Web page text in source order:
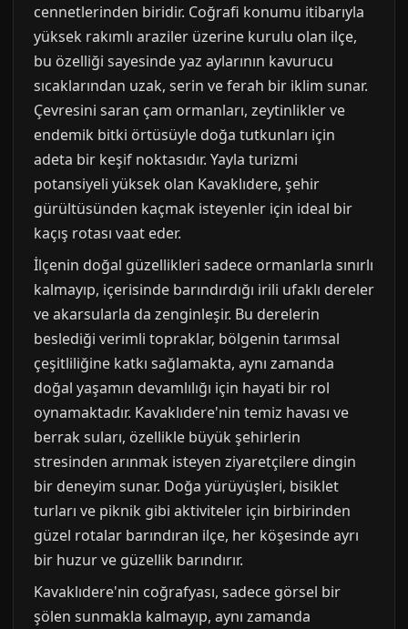
cennetlerinden biridir. Coğrafi konumu itibarıyla
yüksek rakımlı araziler üzerine kurulu olan ilçe,
bu özelliği sayesinde yaz aylarının kavurucu
sıcaklarından uzak, serin ve ferah bir iklim sunar.
Çevresini saran çam ormanları, zeytinlikler ve
endemik bitki örtüsüyle doğa tutkunları için
adeta bir keşif noktasıdır. Yayla turizmi
potansiyeli yüksek olan Kavaklıdere, şehir
gürültüsünden kaçmak isteyenler için ideal bir
kaçış rotası vaat eder.
İlçenin doğal güzellikleri sadece ormanlarla sınırlı
kalmayıp, içerisinde barındırdığı irili ufaklı dereler
ve akarsularla da zenginleşir. Bu derelerin
beslediği verimli topraklar, bölgenin tarımsal
çeşitliliğine katkı sağlamakta, aynı zamanda
doğal yaşamın devamlılığı için hayati bir rol
oynamaktadır. Kavaklıdere'nin temiz havası ve
berrak suları, özellikle büyük şehirlerin
stresinden arınmak isteyen ziyaretçilere dingin
bir deneyim sunar. Doğa yürüyüşleri, bisiklet
turları ve piknik gibi aktiviteler için birbirinden
güzel rotalar barındıran ilçe, her köşesinde ayrı
bir huzur ve güzellik barındırır.
Kavaklıdere'nin coğrafyası, sadece görsel bir
şölen sunmakla kalmayıp, aynı zamanda